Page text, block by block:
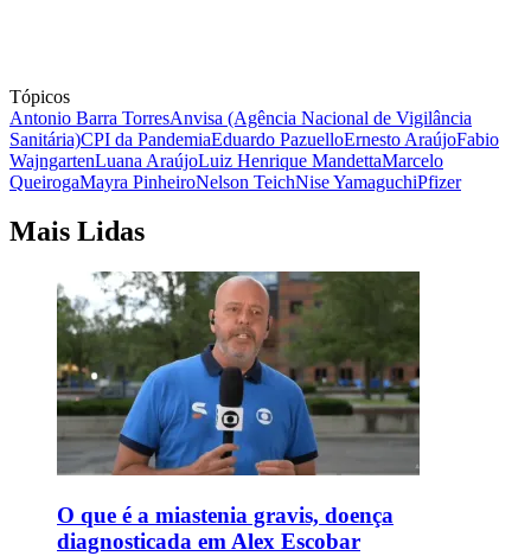
Tópicos
Antonio Barra TorresAnvisa (Agência Nacional de Vigilância
Sanitária)CPI da PandemiaEduardo PazuelloErnesto AraújoFabio
WajngartenLuana AraújoLuiz Henrique MandettaMarcelo
QueirogaMayra PinheiroNelson TeichNise YamaguchiPfizer
Mais Lidas
O que é a miastenia gravis, doença
diagnosticada em Alex Escobar